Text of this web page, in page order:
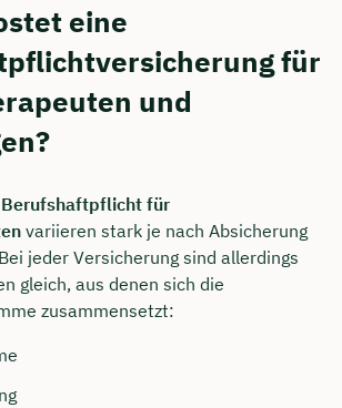
eine
für
und
Berufshaftpflicht für
variieren stark je nach Absicherung
jeder Versicherung sind allerdings
gleich, aus denen sich die
zusammensetzt: